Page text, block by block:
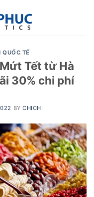
QUỐC TẾ
Tết từ Hà
30% chi phí
BYCHICHI